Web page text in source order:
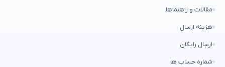
مقالات و راهنماها
هزینه ارسال
ارسال رایگان
شماره حساب ها